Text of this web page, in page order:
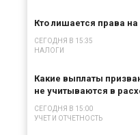
Кто лишается права на
СЕГОДНЯ В 15:35
НАЛОГИ
Какие выплаты
не учитываются в
СЕГОДНЯ В 15:00
УЧЕТ И ОТЧЕТНОСТЬ